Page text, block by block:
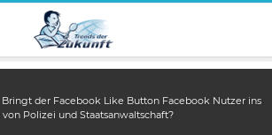
Bringt der Facebook Like Button Facebook Nutzer ins
von Polizei und Staatsanwaltschaft?